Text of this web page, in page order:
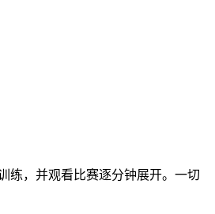
练，并观看比赛逐分钟展开。一切